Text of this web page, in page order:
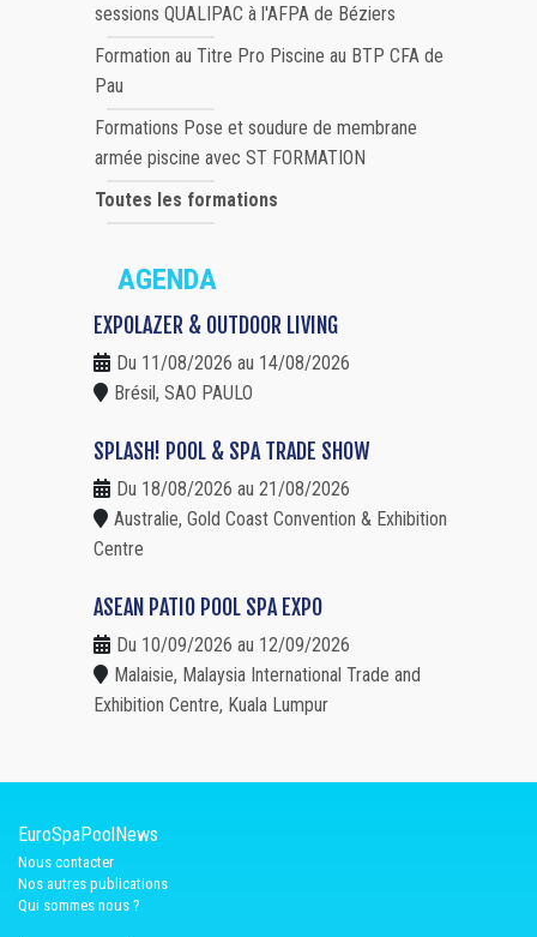
sessions QUALIPAC à l'AFPA de Béziers
Formation au Titre Pro Piscine au BTP CFA de
Pau
Formations Pose et soudure de membrane
armée piscine avec ST FORMATION
Toutes les formations
AGENDA
EXPOLAZER & OUTDOOR LIVING
Du 11/08/2026 au 14/08/2026
Brésil, SAO PAULO
SPLASH! POOL & SPA TRADE SHOW
Du 18/08/2026 au 21/08/2026
Australie, Gold Coast Convention & Exhibition
Centre
ASEAN PATIO POOL SPA EXPO
Du 10/09/2026 au 12/09/2026
Malaisie, Malaysia International Trade and
Exhibition Centre, Kuala Lumpur
EuroSpaPoolNews
Nous contacter
Nos autres publications
Qui sommes nous ?